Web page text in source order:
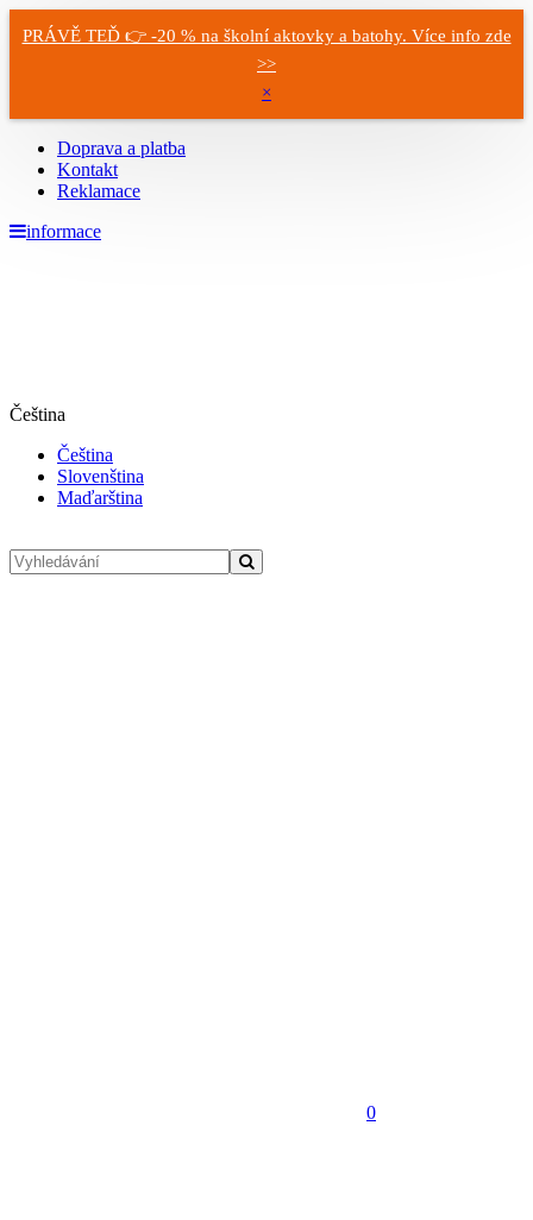
PRÁVĚ TEĎ 👉 -20 % na školní aktovky a batohy. Více info zde
>>
×
Doprava a platba
Kontakt
Reklamace
informace
Čeština
Čeština
Slovenština
Maďarština
0